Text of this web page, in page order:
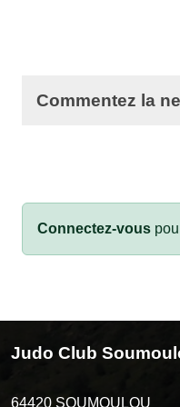
Commentez la
Connectez-vous
Judo Club
64420 SOUMOULOU